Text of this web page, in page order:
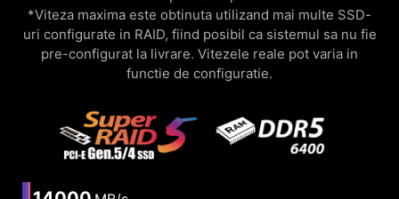
*Viteza maxima este obtinuta utilizand mai multe SSD-
uri configurate in RAID, fiind posibil ca sistemul sa nu fie
pre-configurat la livrare. Vitezele reale pot varia in
functie de configuratie.